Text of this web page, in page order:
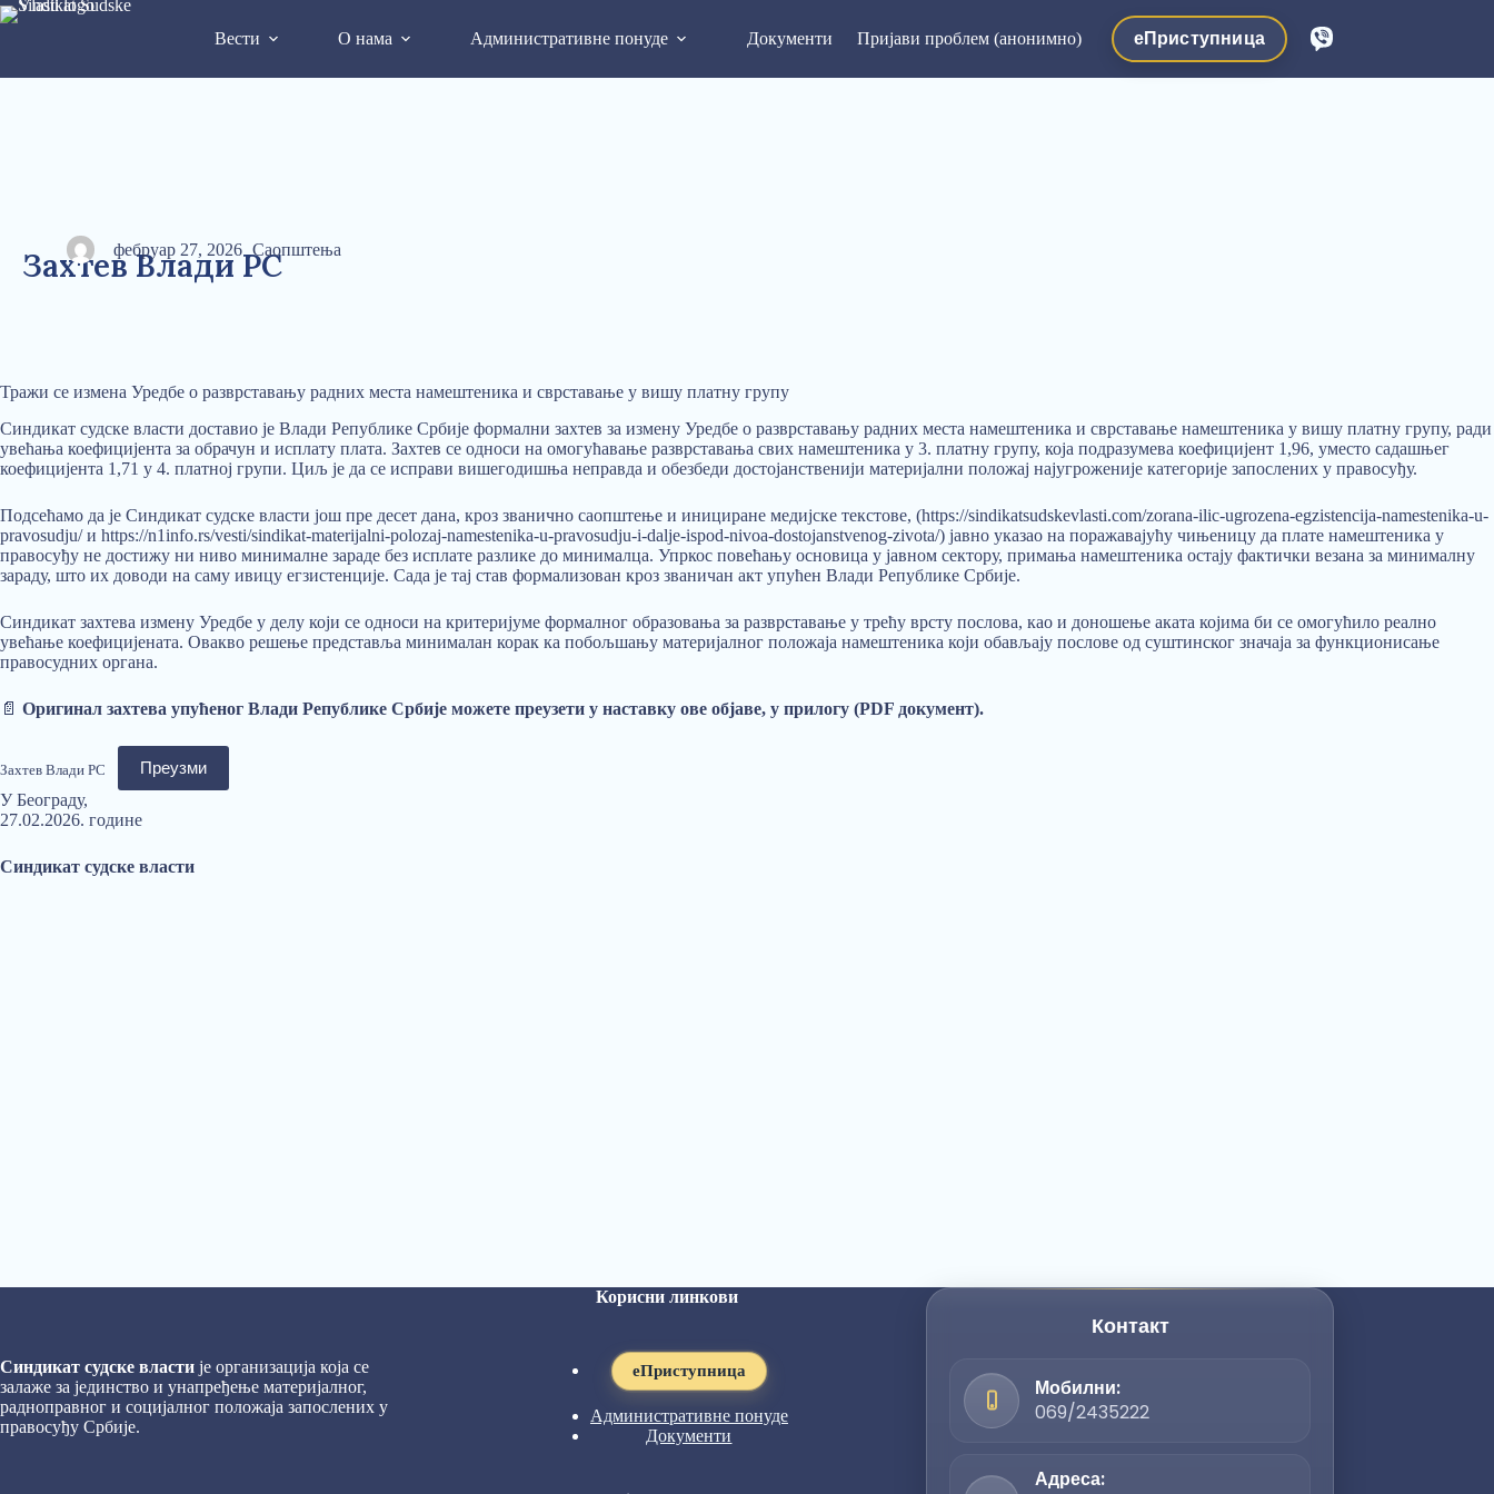
Вести О нама Административне понуде Документи Пријави проблем (анонимно) еПриступница
Захтев Влади РС
фебруар 27, 2026 Саопштења
Тражи се измена Уредбe о разврставању радних места намештеника и сврставање у вишу платну групу
Синдикат судске власти доставио је Влади Републике Србије формални захтев за измену Уредбе о разврставању радних места намештеника и сврставање намештеника у вишу платну групу, ради
увећања коефицијента за обрачун и исплату плата. Захтев се односи на омогућавање разврставања свих намештеника у 3. платну групу, која подразумева коефицијент 1,96, уместо садашњег
коефицијента 1,71 у 4. платној групи. Циљ је да се исправи вишегодишња неправда и обезбеди достојанственији материјални положај најугроженије категорије запослених у правосуђу.
Подсећамо да је Синдикат судске власти још пре десет дана, кроз званично саопштење и инициране медијске текстове, (https://sindikatsudskevlasti.com/zorana-ilic-ugrozena-egzistencija-namestenika-u-
pravosudju/ и https://n1info.rs/vesti/sindikat-materijalni-polozaj-namestenika-u-pravosudju-i-dalje-ispod-nivoa-dostojanstvenog-zivota/) јавно указао на поражавајућу чињеницу да плате намештеника у
правосуђу не достижу ни ниво минималне зараде без исплате разлике до минималца. Упркос повећању основица у јавном сектору, примања намештеника остају фактички везана за минималну
зараду, што их доводи на саму ивицу егзистенције. Сада је тај став формализован кроз званичан акт упућен Влади Републике Србије.
Синдикат захтева измену Уредбе у делу који се односи на критеријуме формалног образовања за разврставање у трећу врсту послова, као и доношење аката којима би се омогућило реално
увећање коефицијената. Овакво решење представља минималан корак ка побољшању материјалног положаја намештеника који обављају послове од суштинског значаја за функционисање
правосудних органа.
📄 Оригинал захтева упућеног Влади Републике Србије можете преузети у наставку ове објаве, у прилогу (PDF документ).
Захтев Влади РС Преузми
У Београду,
27.02.2026. године
Синдикат судске власти
Синдикат судске власти је организација која се
залаже за јединство и унапређење материјалног,
радноправног и социјалног положаја запослених у
правосуђу Србије.
Корисни линкови
eПриступница
Административне понуде
Документи
Контакт
Мобилни:
069/2435222
Адреса: